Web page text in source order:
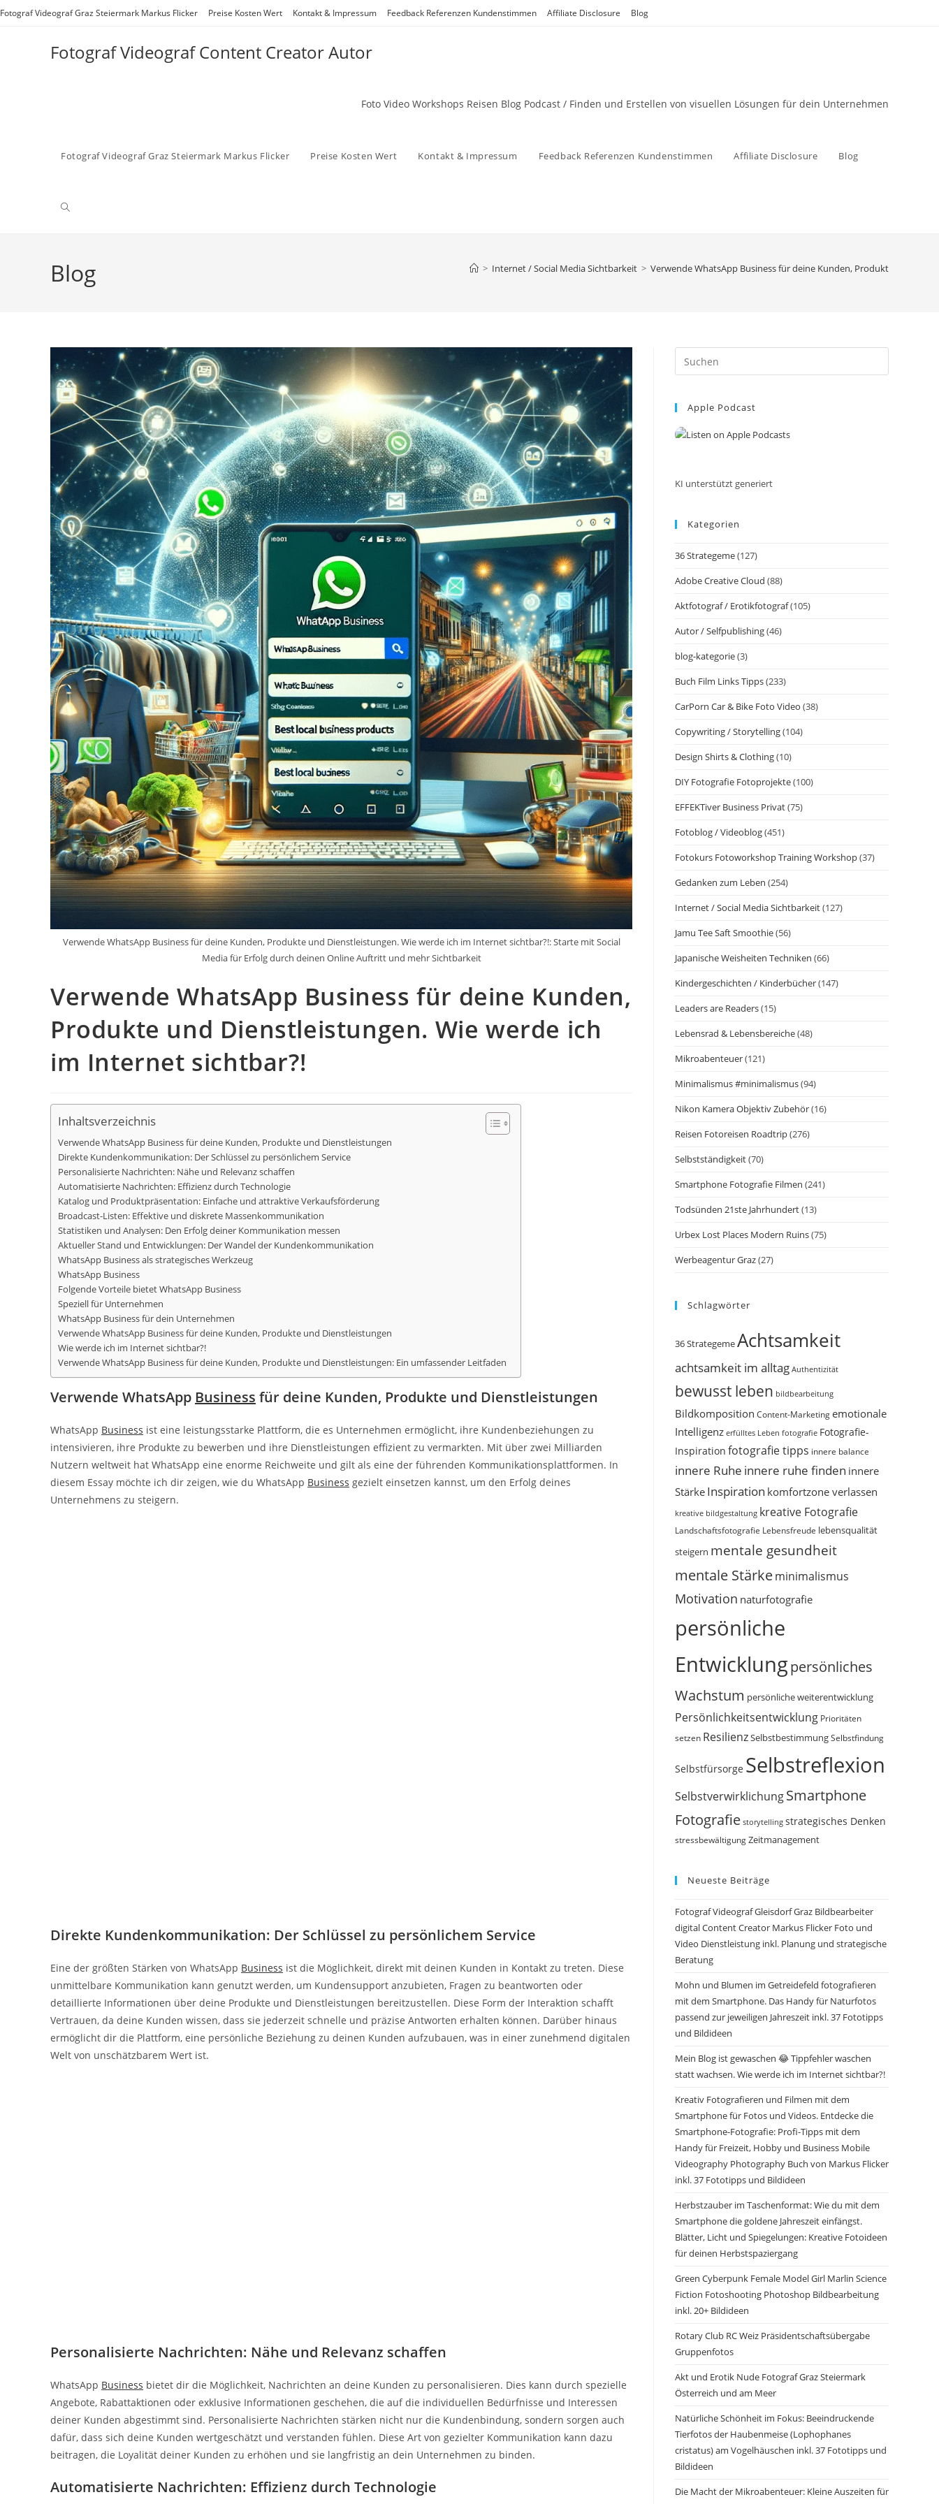
Zum
Fotograf Videograf Graz Steiermark Markus Flicker Preise Kosten Wert Kontakt & Impressum Feedback Referenzen Kundenstimmen Affiliate Disclosure Blog
Fotograf Videograf Content Creator Autor
Foto Video Workshops Reisen Blog Podcast / Finden und Erstellen von visuellen Lösungen für dein Unternehmen
Fotograf Videograf Graz Steiermark Markus Flicker Preise Kosten Wert Kontakt & Impressum Feedback Referenzen Kundenstimmen Affiliate Disclosure Blog
Website-
Blog > Internet / Social Media Sichtbarkeit > Verwende WhatsApp Business für deine Kunden, Produkte und
Verwende WhatsApp Business für deine Kunden, Produkte und Dienstleistungen. Wie werde ich im Internet sichtbar?!: Starte mit Social
Media für Erfolg durch deinen Online Auftritt und mehr Sichtbarkeit
Verwende WhatsApp Business für deine Kunden,
Produkte und Dienstleistungen. Wie werde ich
im Internet sichtbar?!
Inhaltsverzeichnis
Verwende WhatsApp Business für deine Kunden, Produkte und Dienstleistungen
Direkte Kundenkommunikation: Der Schlüssel zu persönlichem Service
Personalisierte Nachrichten: Nähe und Relevanz schaffen
Automatisierte Nachrichten: Effizienz durch Technologie
Katalog und Produktpräsentation: Einfache und attraktive Verkaufsförderung
Broadcast-Listen: Effektive und diskrete Massenkommunikation
Statistiken und Analysen: Den Erfolg deiner Kommunikation messen
Aktueller Stand und Entwicklungen: Der Wandel der Kundenkommunikation
WhatsApp Business als strategisches Werkzeug
WhatsApp Business
Folgende Vorteile bietet WhatsApp Business
Speziell für Unternehmen
WhatsApp Business für dein Unternehmen
Verwende WhatsApp Business für deine Kunden, Produkte und Dienstleistungen
Wie werde ich im Internet sichtbar?!
Verwende WhatsApp Business für deine Kunden, Produkte und Dienstleistungen: Ein umfassender Leitfaden
Verwende WhatsApp Business für deine Kunden, Produkte und Dienstleistungen
WhatsApp Business ist eine leistungsstarke Plattform, die es Unternehmen ermöglicht, ihre Kundenbeziehungen zu
intensivieren, ihre Produkte zu bewerben und ihre Dienstleistungen effizient zu vermarkten. Mit über zwei Milliarden
Nutzern weltweit hat WhatsApp eine enorme Reichweite und gilt als eine der führenden Kommunikationsplattformen. In
diesem Essay möchte ich dir zeigen, wie du WhatsApp Business gezielt einsetzen kannst, um den Erfolg deines
Unternehmens zu steigern.
Direkte Kundenkommunikation: Der Schlüssel zu persönlichem Service
Eine der größten Stärken von WhatsApp Business ist die Möglichkeit, direkt mit deinen Kunden in Kontakt zu treten. Diese
unmittelbare Kommunikation kann genutzt werden, um Kundensupport anzubieten, Fragen zu beantworten oder
detaillierte Informationen über deine Produkte und Dienstleistungen bereitzustellen. Diese Form der Interaktion schafft
Vertrauen, da deine Kunden wissen, dass sie jederzeit schnelle und präzise Antworten erhalten können. Darüber hinaus
ermöglicht dir die Plattform, eine persönliche Beziehung zu deinen Kunden aufzubauen, was in einer zunehmend digitalen
Welt von unschätzbarem Wert ist.
Personalisierte Nachrichten: Nähe und Relevanz schaffen
WhatsApp Business bietet dir die Möglichkeit, Nachrichten an deine Kunden zu personalisieren. Dies kann durch spezielle
Angebote, Rabattaktionen oder exklusive Informationen geschehen, die auf die individuellen Bedürfnisse und Interessen
deiner Kunden abgestimmt sind. Personalisierte Nachrichten stärken nicht nur die Kundenbindung, sondern sorgen auch
dafür, dass sich deine Kunden wertgeschätzt und verstanden fühlen. Diese Art von gezielter Kommunikation kann dazu
beitragen, die Loyalität deiner Kunden zu erhöhen und sie langfristig an dein Unternehmen zu binden.
Automatisierte Nachrichten: Effizienz durch Technologie
Escape
Apple Podcast
KI unterstützt generiert
Kategorien
36 Strategeme(127)
Adobe Creative Cloud (88)
Aktfotograf / Erotikfotograf(105)
Autor / Selfpublishing(46)
blog-kategorie(3)
Buch Film Links Tipps(233)
CarPorn Car & Bike Foto Video (38)
Copywriting / Storytelling(104)
Design Shirts & Clothing(10)
DIY Fotografie Fotoprojekte(100)
EFFEKTiver Business Privat(75)
Fotoblog / Videoblog(451)
Fotokurs Fotoworkshop Training Workshop(37)
Gedanken zum Leben (254)
Internet / Social Media Sichtbarkeit(127)
Jamu Tee Saft Smoothie(56)
Japanische Weisheiten Techniken (66)
Kindergeschichten / Kinderbücher(147)
Leaders are Readers(15)
Lebensrad & Lebensbereiche(48)
Mikroabenteuer(121)
Minimalismus #minimalismus(94)
Nikon Kamera Objektiv Zubehör(16)
Reisen Fotoreisen Roadtrip(276)
Selbstständigkeit(70)
Smartphone Fotografie Filmen (241)
Todsünden 21ste Jahrhundert(13)
Urbex Lost Places Modern Ruins(75)
Werbeagentur Graz(27)
Schlagwörter
36 StrategemeAchtsamkeit
achtsamkeit im alltag Authentizität
bewusst leben bildbearbeitung
Bildkomposition Content-Marketingemotionale
Intelligenz erfülltes Leben fotografie Fotografie-
Inspiration fotografie tipps innere balance
innere Ruhe innere ruhe finden innere
Stärke Inspiration komfortzone verlassen
kreative bildgestaltung kreative Fotografie
Landschaftsfotografie Lebensfreude lebensqualität
steigern mentale gesundheit
mentale Stärkeminimalismus
Motivation naturfotografie
persönliche
Entwicklungpersönliches
Wachstum persönliche weiterentwicklung
Persönlichkeitsentwicklung Prioritäten
setzen ResilienzSelbstbestimmungSelbstfindung
Selbstfürsorge Selbstreflexion
SelbstverwirklichungSmartphone
Fotografie storytelling strategisches Denken
stressbewältigung Zeitmanagement
Neueste Beiträge
Fotograf Videograf Gleisdorf Graz Bildbearbeiter
digital Content Creator Markus Flicker Foto und
Video Dienstleistung inkl. Planung und strategische
Beratung
Mohn und Blumen im Getreidefeld fotografieren
mit dem Smartphone. Das Handy für Naturfotos
passend zur jeweiligen Jahreszeit inkl. 37 Fototipps
und Bildideen
Mein Blog ist gewaschen 😂 Tippfehler waschen
statt wachsen. Wie werde ich im Internet sichtbar?!
Kreativ Fotografieren und Filmen mit dem
Smartphone für Fotos und Videos. Entdecke die
Smartphone-Fotografie: Profi-Tipps mit dem
Handy für Freizeit, Hobby und Business Mobile
Videography Photography Buch von Markus Flicker
inkl. 37 Fototipps und Bildideen
Herbstzauber im Taschenformat: Wie du mit dem
Smartphone die goldene Jahreszeit einfängst.
Blätter, Licht und Spiegelungen: Kreative Fotoideen
für deinen Herbstspaziergang
Green Cyberpunk Female Model Girl Marlin Science
Fiction Fotoshooting Photoshop Bildbearbeitung
inkl. 20+ Bildideen
Rotary Club RC Weiz Präsidentschaftsübergabe
Gruppenfotos
Akt und Erotik Nude Fotograf Graz Steiermark
Österreich und am Meer
Natürliche Schönheit im Fokus: Beeindruckende
Tierfotos der Haubenmeise (Lophophanes
cristatus) am Vogelhäuschen inkl. 37 Fototipps und
Bildideen
Die Macht der Mikroabenteuer: Kleine Auszeiten für